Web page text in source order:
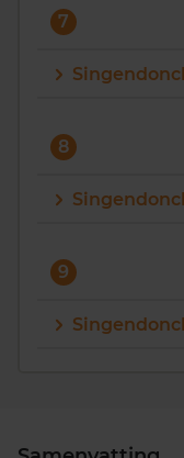
7
8
9